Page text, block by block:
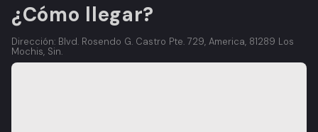
¿Cómo llegar?
Dirección: Blvd. Rosendo G. Castro Pte. 729, America, 81289 Los
Mochis, Sin.